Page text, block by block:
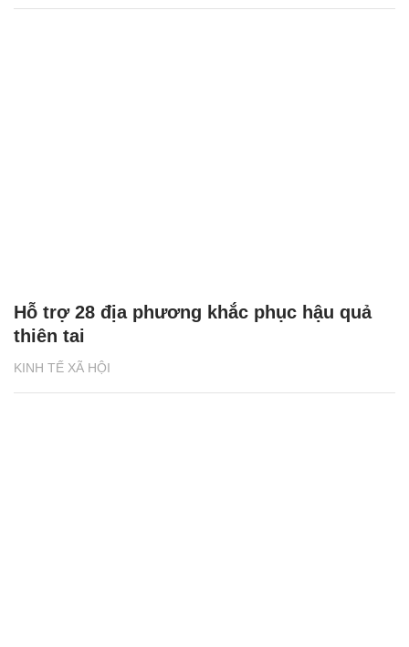
KINH TẾ XÃ HỘI
Hỗ trợ 28 địa phương khắc phục hậu quả
thiên tai